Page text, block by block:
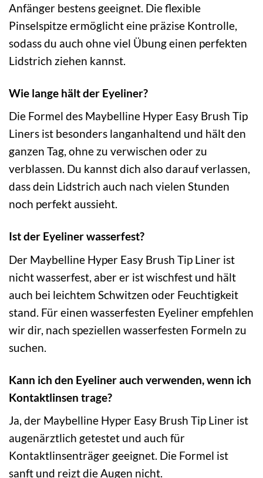
Anfänger bestens geeignet. Die flexible
Pinselspitze ermöglicht eine präzise Kontrolle,
sodass du auch ohne viel Übung einen perfekten
Lidstrich ziehen kannst.
Wie lange hält der Eyeliner?
Die Formel des Maybelline Hyper Easy Brush Tip
Liners ist besonders langanhaltend und hält den
ganzen Tag, ohne zu verwischen oder zu
verblassen. Du kannst dich also darauf verlassen,
dass dein Lidstrich auch nach vielen Stunden
noch perfekt aussieht.
Ist der Eyeliner wasserfest?
Der Maybelline Hyper Easy Brush Tip Liner ist
nicht wasserfest, aber er ist wischfest und hält
auch bei leichtem Schwitzen oder Feuchtigkeit
stand. Für einen wasserfesten Eyeliner empfehlen
wir dir, nach speziellen wasserfesten Formeln zu
suchen.
Kann ich den Eyeliner auch verwenden, wenn ich
Kontaktlinsen trage?
Ja, der Maybelline Hyper Easy Brush Tip Liner ist
augenärztlich getestet und auch für
Kontaktlinsenträger geeignet. Die Formel ist
sanft und reizt die Augen nicht.